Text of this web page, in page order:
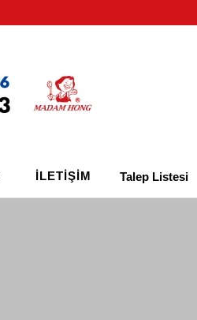
İLETIŞIM Talep Listesi